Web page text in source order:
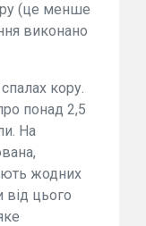
(це менше
виконано
кору.
понад 2,5
На
жодних
від цього